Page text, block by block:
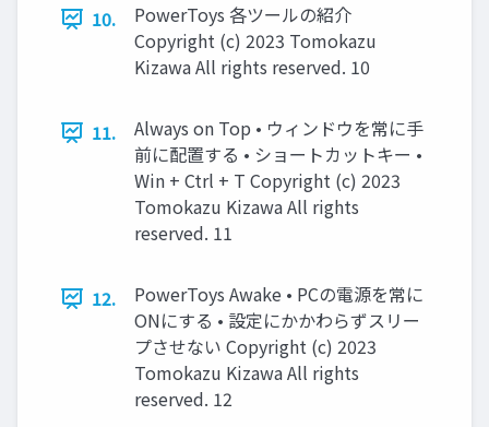
10.
PowerToys 各ツールの紹介
Copyright (c) 2023 Tomokazu
Kizawa All rights reserved. 10
11.
Always on Top • ウィンドウを常に手
前に配置する • ショートカットキー •
Win + Ctrl + T Copyright (c) 2023
Tomokazu Kizawa All rights
reserved. 11
12.
PowerToys Awake • PCの電源を常に
ONにする • 設定にかかわらずスリー
プさせない Copyright (c) 2023
Tomokazu Kizawa All rights
reserved. 12